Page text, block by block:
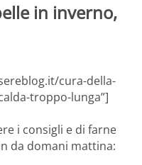
in inverno,
cura-della-
troppo-lunga”]
i consigli e di farne
da domani mattina: